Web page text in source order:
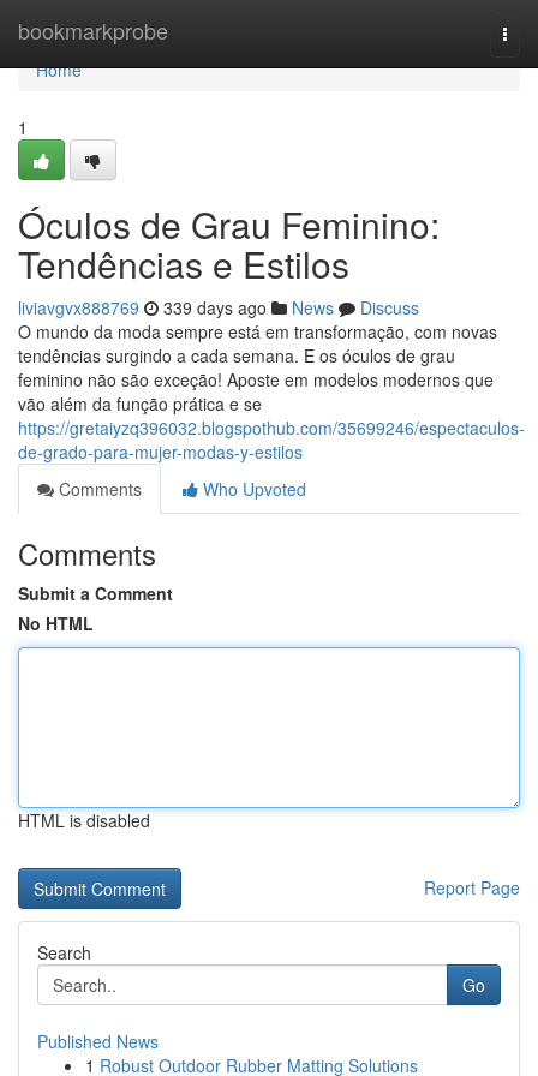
bookmarkprobe
Home
Home
1
Óculos de Grau Feminino:
Tendências e Estilos
liviavgvx888769 339 days ago News
Discuss
O mundo da moda sempre está em transformação, com novas
tendências surgindo a cada semana. E os óculos de grau
feminino não são exceção! Aposte em modelos modernos que
vão além da função prática e se
https://gretaiyzq396032.blogspothub.com/35699246/espectaculos-
de-grado-para-mujer-modas-y-estilos
Comments
Who Upvoted
Comments
Submit a Comment
No HTML
HTML is disabled
Report Page
Search
Go
Published News
1 Robust Outdoor Rubber Matting Solutions